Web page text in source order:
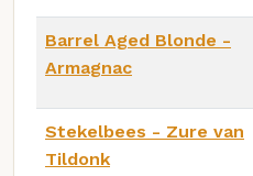
Barrel Aged Blonde -
Armagnac
Stekelbees - Zure van
Tildonk